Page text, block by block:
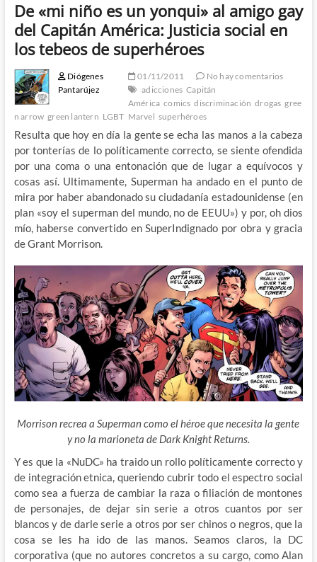
De «mi niño es un yonqui» al amigo gay
del Capitán América: Justicia social en
los tebeos de superhéroes
Diógenes
Pantarújez
01/11/2011
No hay comentarios
adicciones Capitán
América comics discriminación drogas gree
n arrow green lantern LGBT Marvel superhéroes
Resulta que hoy en día la gente se echa las manos a la cabeza
por tonterías de lo políticamente correcto, se siente ofendida
por una coma o una entonación que de lugar a equívocos y
cosas así. Ultimamente, Superman ha andado en el punto de
mira por haber abandonado su ciudadanía estadounidense (en
plan «soy el superman del mundo, no de EEUU») y por, oh dios
mío, haberse convertido en SuperIndignado por obra y gracia
de Grant Morrison.
Morrison recrea a Superman como el héroe que necesita la gente
y no la marioneta de Dark Knight Returns.
Y es que la «NuDC» ha traido un rollo políticamente correcto y
de integración etnica,queriendo cubrir todo el espectro social
como sea a fuerza de cambiar la raza o filiación de montones
de personajes, de dejar sin serie a otros cuantos por ser
blancos y de darle serie a otros por ser chinos o negros, que la
cosa se les ha ido de las manos. Seamos claros, la DC
corporativa (que no autores concretos a su cargo, como Alan